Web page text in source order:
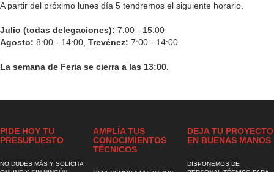
A partir del próximo lunes día 5 tendremos el siguiente horario.
Julio (todas delegaciones): 7:00 - 15:00
Agosto: 8:00 - 14:00, Trevénez: 7:00 - 14:00
La semana de Feria se cierra a las 13:00.
PIDE HOY TU
PRESUPUESTO
NO DUDES MÁS Y SOLICITA
AMPLÍA TUS
CONOCIMIENTOS
TÉCNICOS
DEJA TU PROYECTO
EN BUENAS MANOS
DISPONEMOS DE